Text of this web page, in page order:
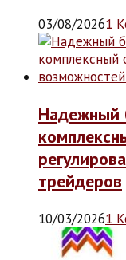
03/08/20261
Надежный
трейдеров
10/03/20261